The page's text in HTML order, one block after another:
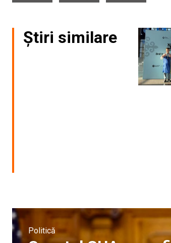
Știri similare
Politică